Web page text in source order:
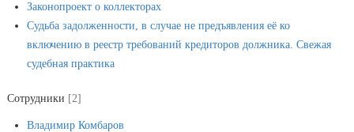
Законопроект о коллекторах
Судьба задолженности, в случае не предъявления её ко
включению в реестр требований кредиторов должника. Свежая
судебная практика
Сотрудники [2]
Владимир Комбаров